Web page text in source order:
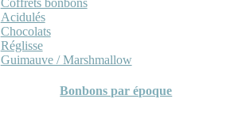
Acidulés
Chocolats
Réglisse
Guimauve / Marshmallow
Bonbons par époque